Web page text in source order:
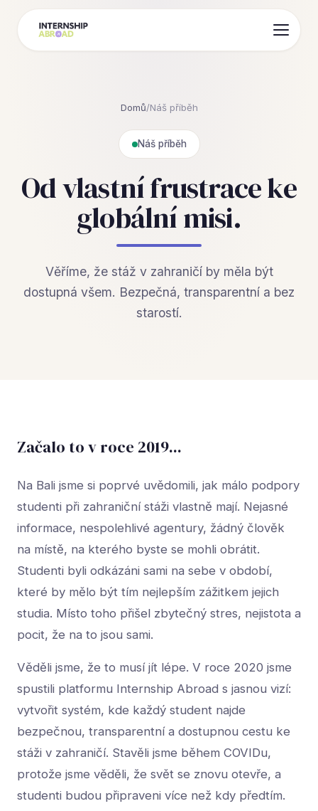
Domů/Náš příběh
Náš příběh
Od vlastní frustrace ke
globální misi.
Věříme, že stáž v zahraničí by měla být
dostupná všem. Bezpečná, transparentní a bez
starostí.
Začalo to v roce 2019...
Na Bali jsme si poprvé uvědomili, jak málo podpory
studenti při zahraniční stáži vlastně mají. Nejasné
informace, nespolehlivé agentury, žádný člověk
na místě, na kterého byste se mohli obrátit.
Studenti byli odkázáni sami na sebe v období,
které by mělo být tím nejlepším zážitkem jejich
studia. Místo toho přišel zbytečný stres, nejistota a
pocit, že na to jsou sami.
Věděli jsme, že to musí jít lépe. V roce 2020 jsme
spustili platformu Internship Abroad s jasnou vizí:
vytvořit systém, kde každý student najde
bezpečnou, transparentní a dostupnou cestu ke
stáži v zahraničí. Stavěli jsme během COVIDu,
protože jsme věděli, že svět se znovu otevře, a
studenti budou připraveni více než kdy předtím.